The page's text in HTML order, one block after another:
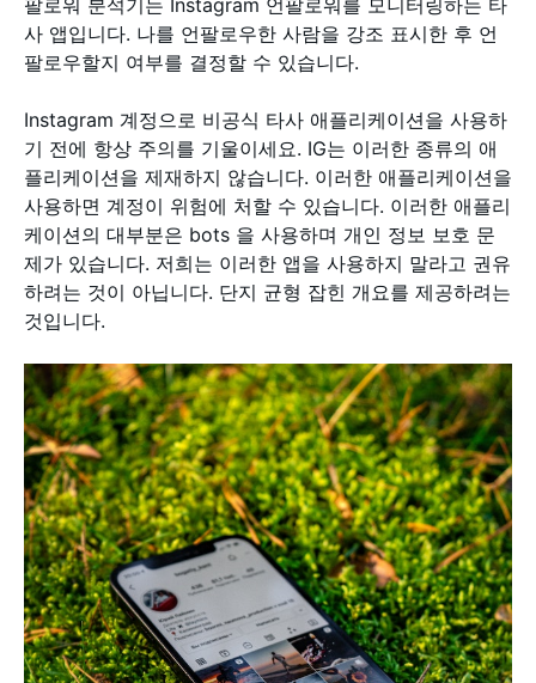
팔로워 분석기는 Instagram 언팔로워를 모니터링하는 타
사 앱입니다. 나를 언팔로우한 사람을 강조 표시한 후 언
팔로우할지 여부를 결정할 수 있습니다.
Instagram 계정으로 비공식 타사 애플리케이션을 사용하
기 전에 항상 주의를 기울이세요. IG는 이러한 종류의 애
플리케이션을 제재하지 않습니다. 이러한 애플리케이션을
사용하면 계정이 위험에 처할 수 있습니다. 이러한 애플리
케이션의 대부분은 bots 을 사용하며 개인 정보 보호 문
제가 있습니다. 저희는 이러한 앱을 사용하지 말라고 권유
하려는 것이 아닙니다. 단지 균형 잡힌 개요를 제공하려는
것입니다.